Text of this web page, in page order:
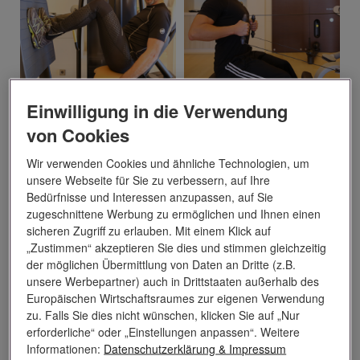
Es sieht im Wesentlichen immer wiederkehrende Abläufe vor:
morgens auf die Waage, abends auf die Waage. Gewicht
aufschreiben. Nicht darüber nachdenken. Dazwischen
mindestens eine Trainingseinheit von 45 bis 60 Minuten Dauer.
Einwilligung in die Verwendung
von Cookies
Wir verwenden Cookies und ähnliche Technologien, um
unsere Webseite für Sie zu verbessern, auf Ihre
Bedürfnisse und Interessen anzupassen, auf Sie
zugeschnittene Werbung zu ermöglichen und Ihnen einen
sicheren Zugriff zu erlauben. Mit einem Klick auf
„Zustimmen“ akzeptieren Sie dies und stimmen gleichzeitig
der möglichen Übermittlung von Daten an Dritte (z.B.
unsere Werbepartner) auch in Drittstaaten außerhalb des
Europäischen Wirtschaftsraumes zur eigenen Verwendung
zu. Falls Sie dies nicht wünschen, klicken Sie auf „Nur
erforderliche“ oder „Einstellungen anpassen“. Weitere
Informationen: Datenschutzerklärung & Impressum